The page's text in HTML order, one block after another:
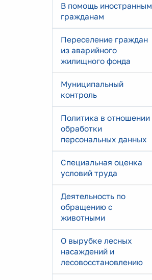
В помощь иностранным
гражданам
Переселение граждан
из аварийного
жилищного фонда
Муниципальный
контроль
Политика в отношении
обработки
персональных данных
Специальная оценка
условий труда
Деятельность по
обращению с
животными
О вырубке лесных
насаждений и
лесовосстановлению